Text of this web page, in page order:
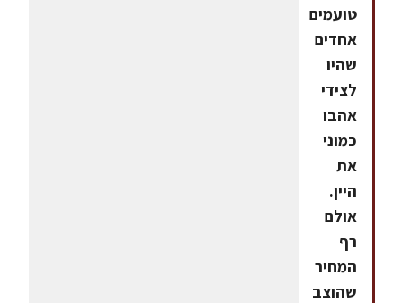
טועמים
אחדים
שהיו
לצידי
אהבו
כמוני
את
היין.
אולם
רף
המחיר
שהוצב